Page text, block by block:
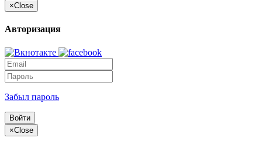
×Close
Авторизация
Забыл пароль
Войти
×Close